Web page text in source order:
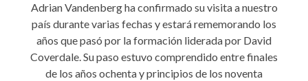
Adrian Vandenberg ha confirmado su visita a nuestro
país durante varias fechas y estará rememorando los
años que pasó por la formación liderada por David
Coverdale. Su paso estuvo comprendido entre finales
de los años ochenta y principios de los noventa